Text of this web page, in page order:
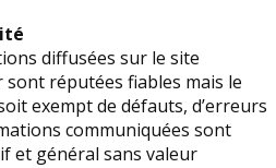
diffusées sur le site
réputées fiables mais le
exempt de défauts, d’erreurs
communiquées sont
et général sans valeur